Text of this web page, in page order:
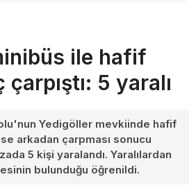
ile hafif
5 yaralı
Yedigöller mevkiinde hafif
arkadan çarpması sonucu
5 kişi yaralandı. Yaralılardan
bulunduğu öğrenildi.